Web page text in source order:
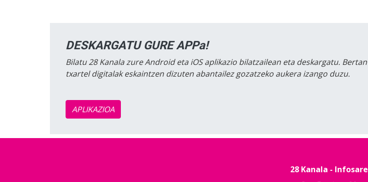
DESKARGATU GURE APPa!
Bilatu 28 Kanala zure Android eta iOS aplikazio bilatzailean eta deskargatu. Bertan
txartel digitalak eskaintzen dizuten abantailez gozatzeko aukera izango duzu.
APLIKAZIOA
28 Kanala - Infosare